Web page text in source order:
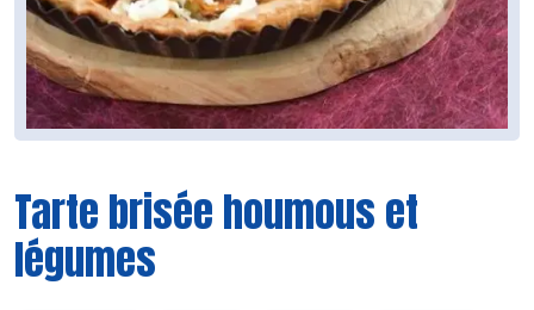
Tarte brisée houmous et
légumes